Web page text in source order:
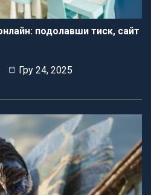
подолавши тиск, сайт
Гру 24, 2025